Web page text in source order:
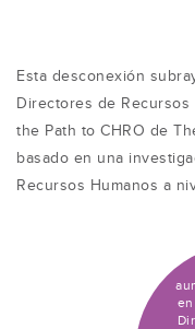
Esta desconexión
Directores de
the Path to CHRO de
basado en una
Recursos Humanos a